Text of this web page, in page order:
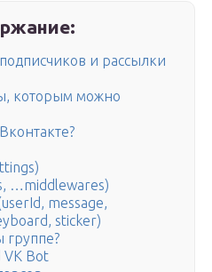
и рассылки
которым можно
…middlewares)
message,
sticker)
группе?
VK Bot